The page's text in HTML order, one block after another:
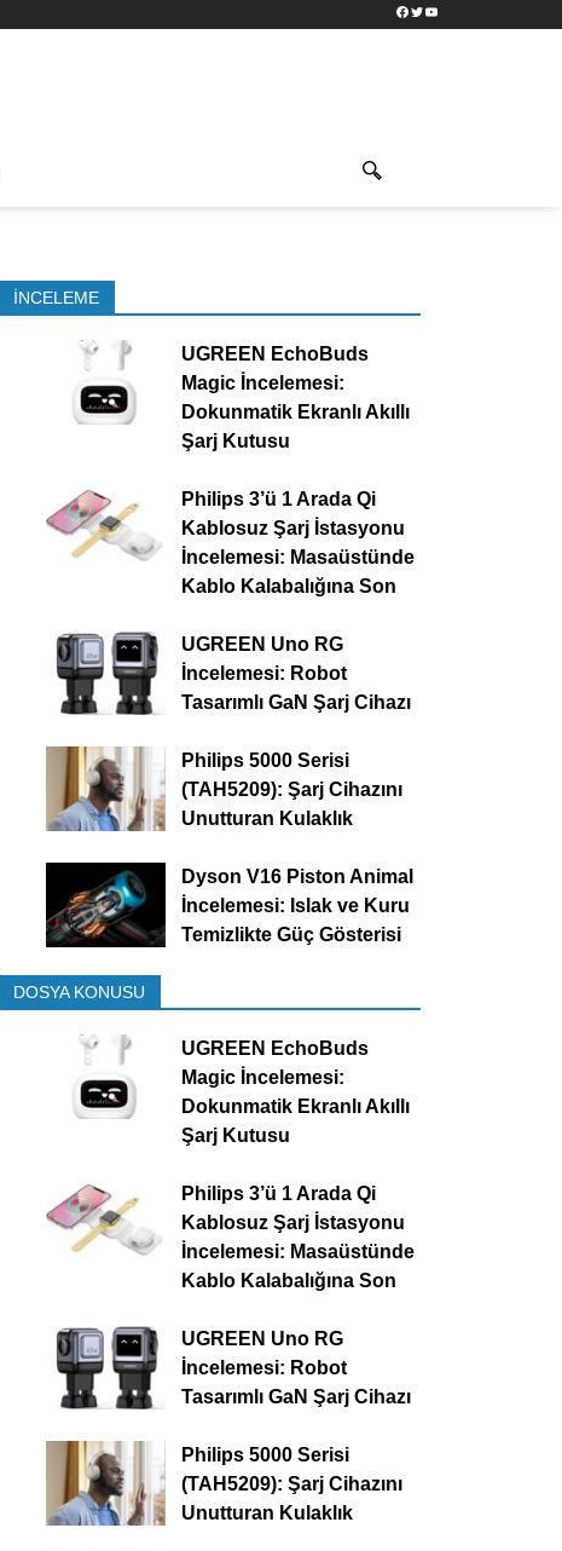
Facebook
TwitterYouTube
İNCELEME
UGREEN EchoBuds
Magic İncelemesi:
Dokunmatik Ekranlı Akıllı
Şarj Kutusu
Philips 3’ü 1 Arada Qi
Kablosuz Şarj İstasyonu
İncelemesi: Masaüstünde
Kablo Kalabalığına Son
UGREEN Uno RG
İncelemesi: Robot
Tasarımlı GaN Şarj Cihazı
Philips 5000 Serisi
(TAH5209): Şarj Cihazını
Unutturan Kulaklık
Dyson V16 Piston Animal
İncelemesi: Islak ve Kuru
Temizlikte Güç Gösterisi
DOSYA KONUSU
UGREEN EchoBuds
Magic İncelemesi:
Dokunmatik Ekranlı Akıllı
Şarj Kutusu
Philips 3’ü 1 Arada Qi
Kablosuz Şarj İstasyonu
İncelemesi: Masaüstünde
Kablo Kalabalığına Son
UGREEN Uno RG
İncelemesi: Robot
Tasarımlı GaN Şarj Cihazı
Philips 5000 Serisi
(TAH5209): Şarj Cihazını
Unutturan Kulaklık